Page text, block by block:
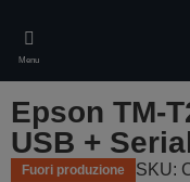
main
content
Menu
Epson TM-
USB +
Fuori produzione SKU: